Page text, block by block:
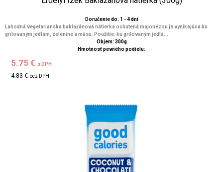
Doručenie do: 1 - 4 dní
Lahodná vegetarianska baklažánová nátierka ochutená majonézou je vynikajúca ku
grilovaným jedlám, zelenine a mäsu. Použitie: ku grilovaným jedlá...
Objem: 300g
Hmotnosť pevného podielu:
5.75 € s DPH
4.83 € bez DPH